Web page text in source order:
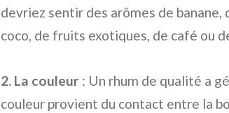
devriez sentir des arômes de
coco, de fruits exotiques, de café ou
2. La couleur : Un rhum de qualité a
couleur provient du contact entre la